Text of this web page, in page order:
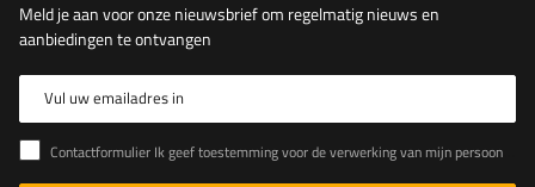
Meld je aan voor onze nieuwsbrief om regelmatig nieuws en
aanbiedingen te ontvangen
Vul uw emailadres in
Contactformulier Ik geef toestemming voor de verwerking van mijn persoonlijke gegevens in het contactformulier in overeenstemming met de Verordening van het Europees Parlement en de Raad (EU)